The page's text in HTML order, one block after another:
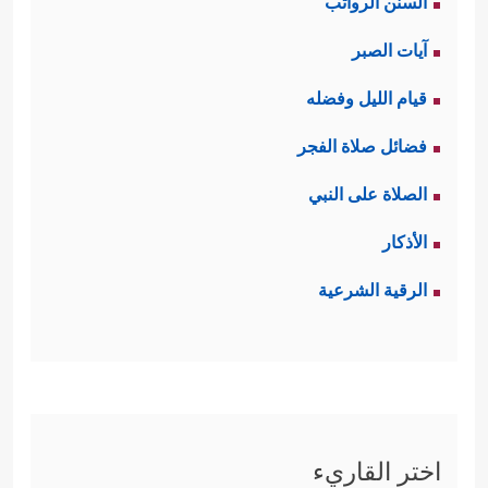
آيات الصبر
قيام الليل وفضله
فضائل صلاة الفجر
الصلاة على النبي
الأذكار
الرقية الشرعية
اختر القاريء